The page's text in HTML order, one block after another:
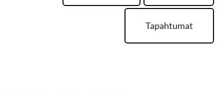
Tapahtumat